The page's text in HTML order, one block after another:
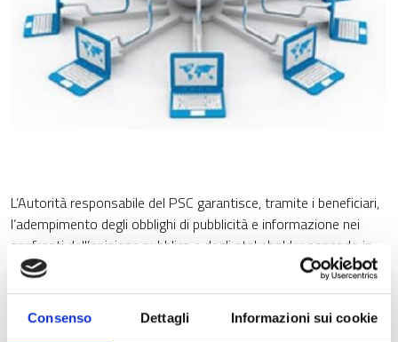
Consenso Dettagli Informazioni sui cookie
L’Autorità responsabile del PSC garantisce, tramite i beneficiari,
l’adempimento degli obblighi di pubblicità e informazione nei
confronti dell’opinione pubblica e degli stakeholder ponendo in
capo ai beneficiari l’obbligo di evidenziare che l’intervento è
stato realizzato con risorse a valere sul PSC di Regione
Lombardia e di esporre, sia durante l’attuazione del progetto,
sia dopo il suo completamento, una targa esplicativa